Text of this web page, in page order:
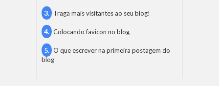
Traga mais visitantes ao seu blog!
Colocando favicon no blog
O que escrever na primeira postagem do
blog